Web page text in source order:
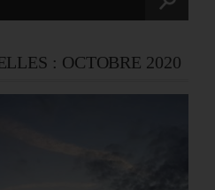
: OCTOBRE 2020